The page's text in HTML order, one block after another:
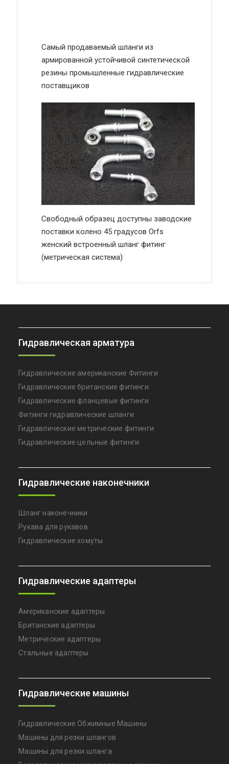
Самый продаваемый шланги из
армированной устойчивой синтетической
резины промышленные гидравлические
поставщиков
Свободный образец доступны заводские
поставки колено 45 градусов Orfs
женский встроенный шланг фитинг
(метрическая система)
Гидравлическая арматура
Гидравлические американские Фитинги
Гидравлические британские фитинги
Гидравлические фланцевые фитинги
Фитинги гидравлические шланги
Гидравлические метрические фитинги
Гидравлические цельные фитинги
Гидравлические наконечники
Шланг наконечники
Рукава для рукавов
Гидравлические хомуты
Гидравлические адаптеры
Американские адаптеры
Британские адаптеры
Метрические адаптеры
Стальные адаптеры
Гидравлические машины
Гидравлические Обжимные Машины
Машины для резки шлангов
Машины для резки шланга